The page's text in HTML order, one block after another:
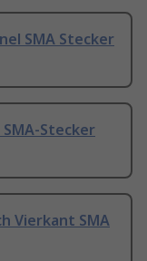
SMA Stecker
Stecker
Vierkant SMA